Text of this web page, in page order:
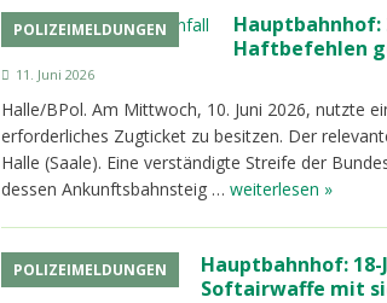
POLIZEIMELDUNGEN
Haftbefehlen
11. Juni 2026
Halle/BPol. Am Mittwoch, 10. Juni 2026, nutzte
erforderliches Zugticket zu besitzen. Der
Halle (Saale). Eine verständigte Streife der
dessen Ankunftsbahnsteig … weiterlesen »
POLIZEIMELDUNGEN
Hauptbahnhof:
Softairwaffe mit